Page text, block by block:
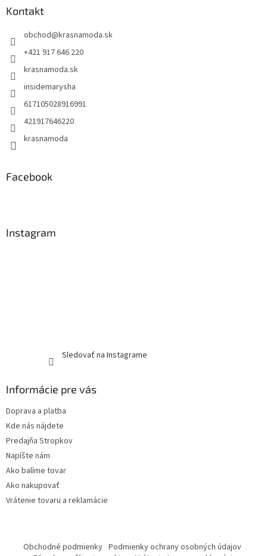
Kontakt
obchod@krasnamoda.sk
+421 917 646 220
krasnamoda.sk
insidemarysha
617105028916991
421917646220
krasnamoda
Facebook
Instagram
Sledovať na Instagrame
Informácie pre vás
Doprava a platba
Kde nás nájdete
Predajňa Stropkov
Napíšte nám
Ako balíme tovar
Ako nakupovať
Vrátenie tovaru a reklamácie
Obchodné podmienky Podmienky ochrany osobných údajov